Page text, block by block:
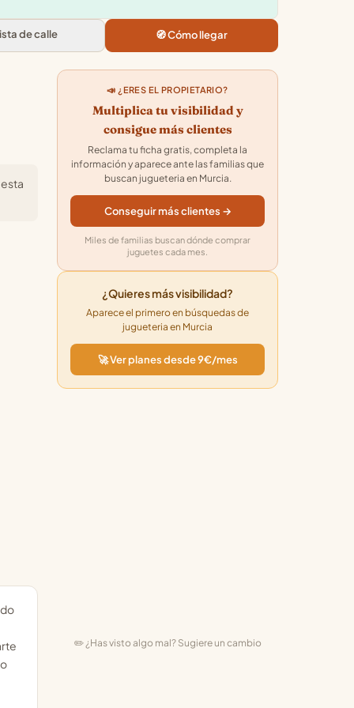
de calle 🧭 Cómo llegar
📣 ¿ERES EL PROPIETARIO?
Multiplica tu visibilidad y
consigue más clientes
Reclama tu ficha gratis, completa la
información y aparece ante las familias que
buscan jugueteria en Murcia.
Conseguir más clientes →
Miles de familias buscan dónde comprar
juguetes cada mes.
¿Quieres más visibilidad?
Aparece el primero en búsquedas de
jugueteria en Murcia
🚀 Ver planes desde 9€/mes
✏️ ¿Has visto algo mal? Sugiere un cambio